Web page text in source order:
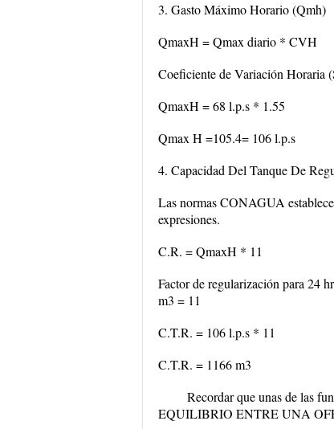
3. Gasto Máximo Horario (Qmh)
QmaxH = Qmax diario * CVH
Coeficiente de Variación Horaria
QmaxH = 68 l.p.s * 1.55
Qmax H =105.4= 106 l.p.s
4. Capacidad Del Tanque De
Las normas CONAGUA
expresiones.
C.R. = QmaxH * 11
Factor de regularización para 24
m3 = 11
C.T.R. = 106 l.p.s * 11
C.T.R. = 1166 m3
Recordar que unas de las
EQUILIBRIO ENTRE UNA